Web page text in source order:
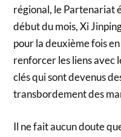
régional, le Partenariat
début du mois, Xi
pour la deuxième fois
renforcer les liens avec
clés qui sont devenus
transbordement des
Il ne fait aucun doute